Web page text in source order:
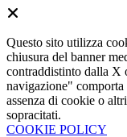
Questo sito utilizza
chiusura del banner
contraddistinto dalla X
navigazione"
assenza di cookie o
sopracitati.
COOKIE POLICY